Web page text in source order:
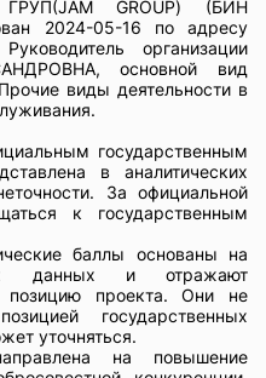
GROUP) (БИН
2024-05-16 по адресу
организации
основной вид
виды деятельности в
государственным
в аналитических
За официальной
к государственным
баллы основаны на
данных и отражают
позицию проекта. Они не
государственных
уточняться.
на повышение